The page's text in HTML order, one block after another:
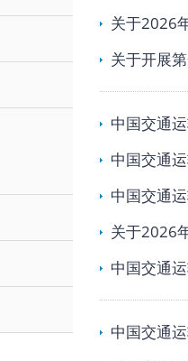
关于2026
关于开展
中国交通
中国交通
中国交通
关于2026
中国交通
中国交通